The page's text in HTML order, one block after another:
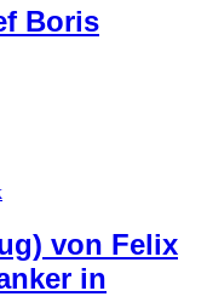
Boris
von Felix
in